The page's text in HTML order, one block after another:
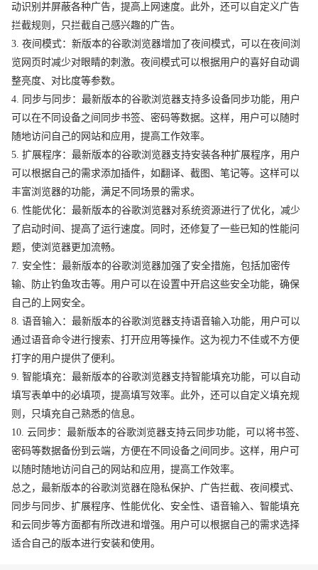
动识别并屏蔽各种广告，提高上网速度。此外，还可以自定义广告
拦截规则，只拦截自己感兴趣的广告。
3. 夜间模式：新版本的谷歌浏览器增加了夜间模式，可以在夜间浏
览网页时减少对眼睛的刺激。夜间模式可以根据用户的喜好自动调
整亮度、对比度等参数。
4. 同步与同步：最新版本的谷歌浏览器支持多设备同步功能，用户
可以在不同设备之间同步书签、密码等数据。这样，用户可以随时
随地访问自己的网站和应用，提高工作效率。
5. 扩展程序：最新版本的谷歌浏览器支持安装各种扩展程序，用户
可以根据自己的需求添加插件，如翻译、截图、笔记等。这样可以
丰富浏览器的功能，满足不同场景的需求。
6. 性能优化：最新版本的谷歌浏览器对系统资源进行了优化，减少
了启动时间、提高了运行速度。同时，还修复了一些已知的性能问
题，使浏览器更加流畅。
7. 安全性：最新版本的谷歌浏览器加强了安全措施，包括加密传
输、防止钓鱼攻击等。用户可以在设置中开启这些安全功能，确保
自己的上网安全。
8. 语音输入：最新版本的谷歌浏览器支持语音输入功能，用户可以
通过语音命令进行搜索、打开应用等操作。这为视力不佳或不方便
打字的用户提供了便利。
9. 智能填充：最新版本的谷歌浏览器支持智能填充功能，可以自动
填写表单中的必填项，提高填写效率。此外，还可以自定义填充规
则，只填充自己熟悉的信息。
10. 云同步：最新版本的谷歌浏览器支持云同步功能，可以将书签、
密码等数据备份到云端，方便在不同设备之间同步。这样，用户可
以随时随地访问自己的网站和应用，提高工作效率。
总之，最新版本的谷歌浏览器在隐私保护、广告拦截、夜间模式、
同步与同步、扩展程序、性能优化、安全性、语音输入、智能填充
和云同步等方面都有所改进和增强。用户可以根据自己的需求选择
适合自己的版本进行安装和使用。